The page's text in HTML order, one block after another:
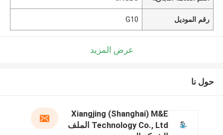
رقم الموديل G10
عرض المزيد
حول نا
Xiangjing (Shanghai) M&E
Technology Co., Ltd الملف